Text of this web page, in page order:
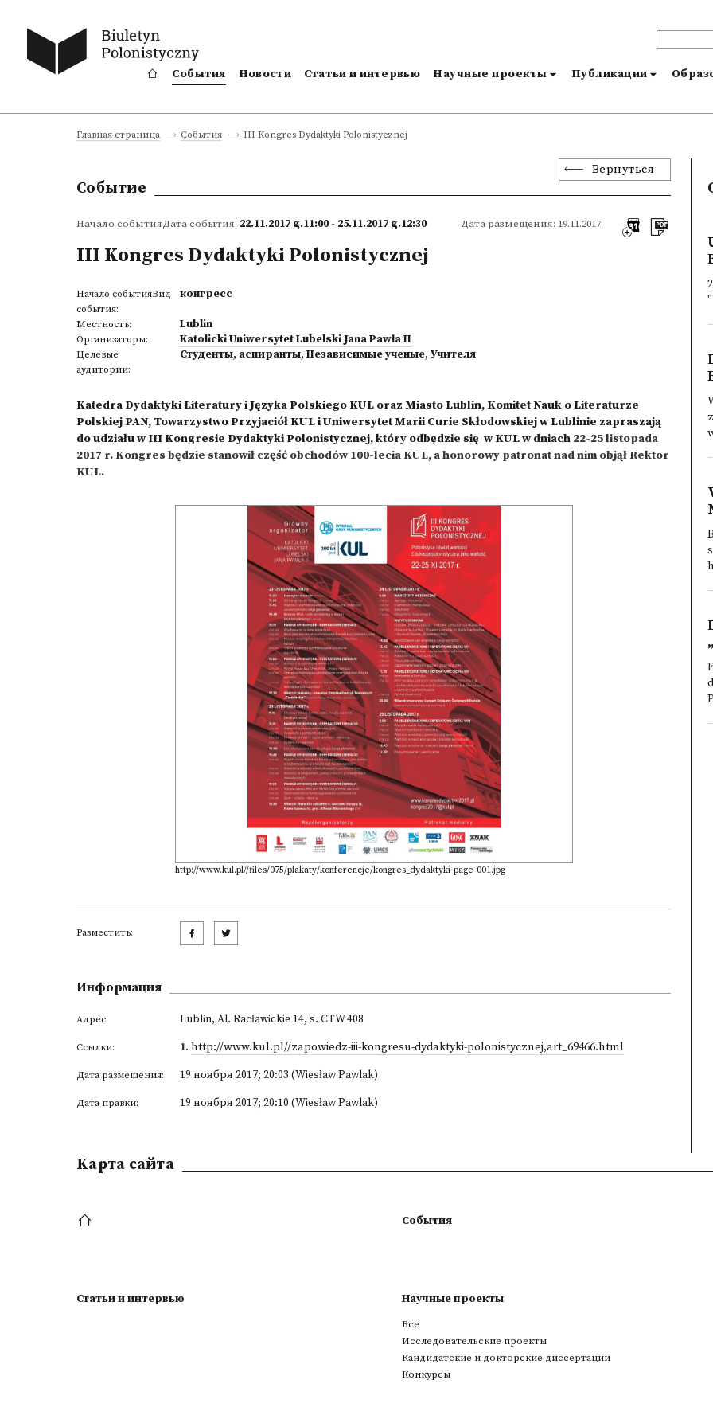
События Новости Статьи и интервью Научные проекты Публикации
Главная страница События III Kongres Dydaktyki Polonistycznej
Вернуться
Событие
Начало событияДата события: 22.11.2017 g.11:00 - 25.11.2017 g.12:30 Дата размещения: 19.11.2017
III Kongres Dydaktyki Polonistycznej
Начало событияВид
события:
конгресс
Местность: Lublin
Организаторы: Katolicki Uniwersytet Lubelski Jana Pawła II
Целевые
аудитории:
Студенты, аспиранты, Независимые ученые, Учителя
Katedra Dydaktyki Literatury i Języka Polskiego KUL oraz Miasto Lublin, Komitet Nauk o Literaturze
Polskiej PAN, Towarzystwo Przyjaciół KUL i Uniwersytet Marii Curie Skłodowskiej w Lublinie zapraszają
do udziału wIII Kongresie Dydaktyki Polonistycznej, który odbędzie się w KUL w dniach 22-25 listopada
2017 r. Kongres będzie stanowił część obchodów 100-lecia KUL, a honorowy patronat nad nim objął Rektor
KUL.
http://www.kul.pl//files/075/plakaty/konferencje/kongres_dydaktyki-page-001.jpg
Разместить:
Информация
Адрес: Lublin, Al. Racławickie 14, s. CTW 408
Ссылки: 1. http://www.kul.pl//zapowiedz-iii-kongresu-dydaktyki-polonistycznej,art_69466.html
Дата размещения: 19 ноября 2017; 20:03 (Wiesław Pawlak)
Дата правки: 19 ноября 2017; 20:10 (Wiesław Pawlak)
Kарта сайта
События
Статьи и интервью Научные проекты
Все
Исследовательские проекты
Кандидатские и докторские диссертации
Конкурсы